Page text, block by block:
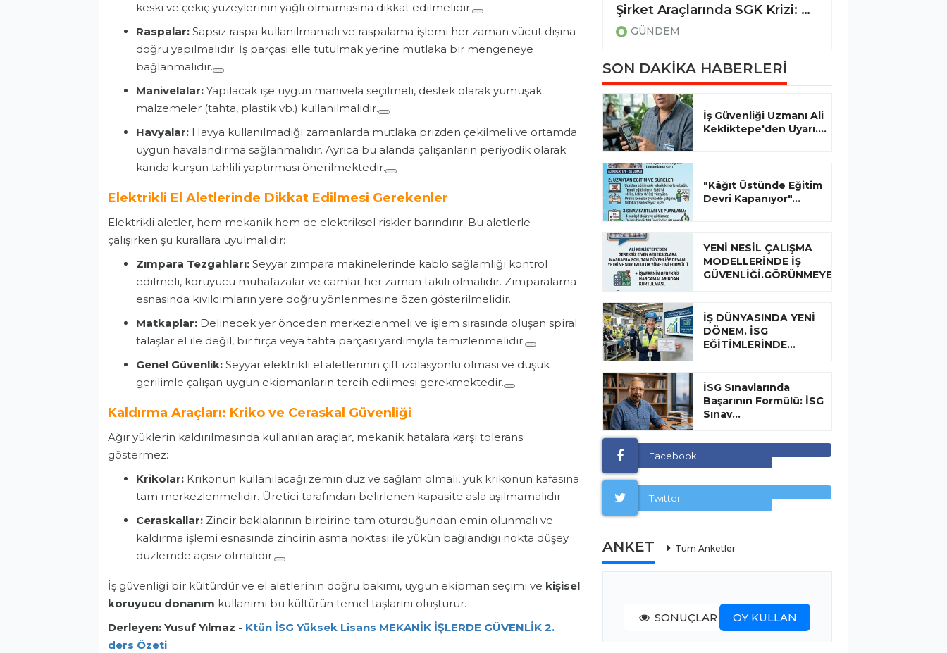
keski ve çekiç yüzeylerinin yağlı olmamasına dikkat edilmelidir.
Raspalar: Sapsız raspa kullanılmamalı ve raspalama işlemi her zaman vücut dışına
doğru yapılmalıdır. İş parçası elle tutulmak yerine mutlaka bir mengeneye
bağlanmalıdır.
Manivelalar: Yapılacak işe uygun manivela seçilmeli, destek olarak yumuşak
malzemeler (tahta, plastik vb.) kullanılmalıdır.
Havyalar: Havya kullanılmadığı zamanlarda mutlaka prizden çekilmeli ve ortamda
uygun havalandırma sağlanmalıdır. Ayrıca bu alanda çalışanların periyodik olarak
kanda kurşun tahlili yaptırması önerilmektedir.
Elektrikli El Aletlerinde Dikkat Edilmesi Gerekenler
Elektrikli aletler, hem mekanik hem de elektriksel riskler barındırır. Bu aletlerle
çalışırken şu kurallara uyulmalıdır:
Zımpara Tezgahları: Seyyar zımpara makinelerinde kablo sağlamlığı kontrol
edilmeli, koruyucu muhafazalar ve camlar her zaman takılı olmalıdır. Zımparalama
esnasında kıvılcımların yere doğru yönlenmesine özen gösterilmelidir.
Matkaplar: Delinecek yer önceden merkezlenmeli ve işlem sırasında oluşan spiral
talaşlar el ile değil, bir fırça veya tahta parçası yardımıyla temizlenmelidir.
Genel Güvenlik: Seyyar elektrikli el aletlerinin çift izolasyonlu olması ve düşük
gerilimle çalışan uygun ekipmanların tercih edilmesi gerekmektedir.
Kaldırma Araçları: Kriko ve Ceraskal Güvenliği
Ağır yüklerin kaldırılmasında kullanılan araçlar, mekanik hatalara karşı tolerans
göstermez:
Krikolar: Krikonun kullanılacağı zemin düz ve sağlam olmalı, yük krikonun kafasına
tam merkezlenmelidir. Üretici tarafından belirlenen kapasite asla aşılmamalıdır.
Ceraskallar: Zincir baklalarının birbirine tam oturduğundan emin olunmalı ve
kaldırma işlemi esnasında zincirin asma noktası ile yükün bağlandığı nokta düşey
düzlemde açısız olmalıdır.
İş güvenliği bir kültürdür ve el aletlerinin doğru bakımı, uygun ekipman seçimi ve kişisel
koruyucu donanım kullanımı bu kültürün temel taşlarını oluşturur.
Derleyen: Yusuf Yılmaz - Ktün İSG Yüksek Lisans MEKANİK İŞLERDE GÜVENLİK 2.
ders Özeti
GÜNDEM
Şirket Araçlarında SGK Krizi: Aile Bireylerine Araç Kullandırmanın Bedeli: Kayıt Dışı İstihdam Cezası
GÜNDEM
SON DAKİKA HABERLERİ
İş Güvenliği Uzmanı Ali
Kekliktepe'den Uyarı....
"Kâğıt Üstünde Eğitim
Devri Kapanıyor"...
YENİ NESİL ÇALIŞMA
MODELLERİNDE İŞ
GÜVENLİĞİ.GÖRÜNMEYEN...
İŞ DÜNYASINDA YENİ
DÖNEM. İSG
EĞİTİMLERİNDE...
İSG Sınavlarında
Başarının Formülü: İSG
Sınav...
Facebook
Twitter
ANKET Tüm Anketler
SONUÇLAR OY KULLAN